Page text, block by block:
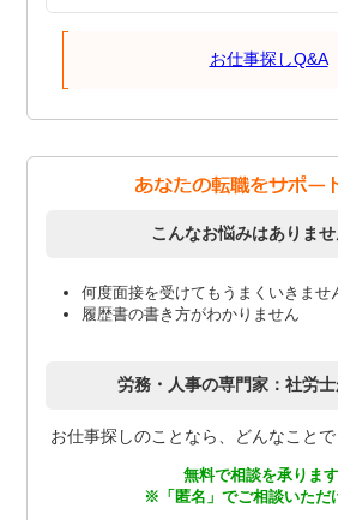
お仕事探しQ&A
こんなお悩みはありませ
何度面接を受けてもうまくいきませ
履歴書の書き方がわかりません
労務・人事の専門家：社労士
お仕事探しのことなら、どんなことで
無料で相談を承ります
※「匿名」でご相談いただ